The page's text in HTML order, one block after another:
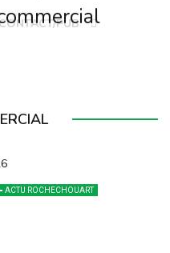
PUB
ACTU ROCHECHOUART